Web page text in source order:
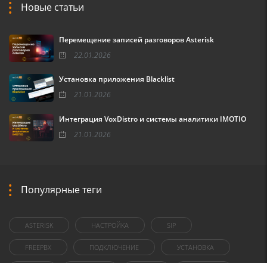
Новые статьи
Перемещение записей разговоров Asterisk
22.01.2026
Установка приложения Blacklist
21.01.2026
Интеграция VoxDistro и системы аналитики IMOTIO
21.01.2026
Популярные теги
ASTERISK НАСТРОЙКА SIP
FREEPBX ПОДКЛЮЧЕНИЕ УСТАНОВКА